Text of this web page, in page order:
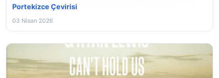
Portekizce Çevirisi
03 Nisan 2026